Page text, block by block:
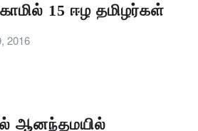
15 ஈழ தமிழர்கள்
2016
ஆனந்தமயில்